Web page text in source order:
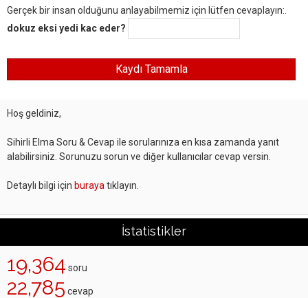
Gerçek bir insan olduğunu anlayabilmemiz için lütfen cevaplayın:.
dokuz eksi yedi kac eder?
Hoş geldiniz,
Sihirli Elma Soru & Cevap ile sorularınıza en kısa zamanda yanıt
alabilirsiniz. Sorunuzu sorun ve diğer kullanıcılar cevap versin.
Detaylı bilgi için buraya tıklayın.
İstatistikler
19,364 soru
22,785 cevap